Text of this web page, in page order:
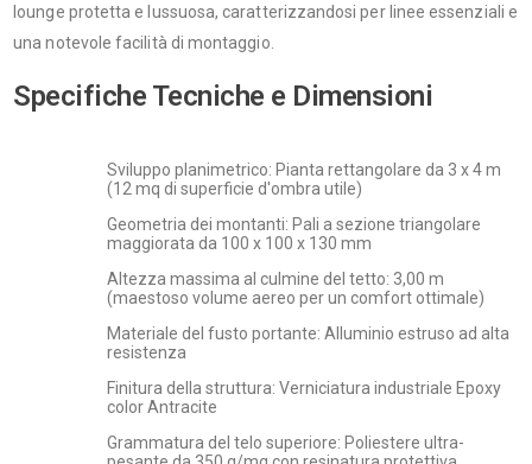
lounge protetta e lussuosa, caratterizzandosi per linee essenziali e
una notevole facilità di montaggio.
Specifiche Tecniche e Dimensioni
Sviluppo planimetrico: Pianta rettangolare da 3 x 4 m
(12 mq di superficie d'ombra utile)
Geometria dei montanti: Pali a sezione triangolare
maggiorata da 100 x 100 x 130 mm
Altezza massima al culmine del tetto: 3,00 m
(maestoso volume aereo per un comfort ottimale)
Materiale del fusto portante: Alluminio estruso ad alta
resistenza
Finitura della struttura: Verniciatura industriale Epoxy
color Antracite
Grammatura del telo superiore: Poliestere ultra-